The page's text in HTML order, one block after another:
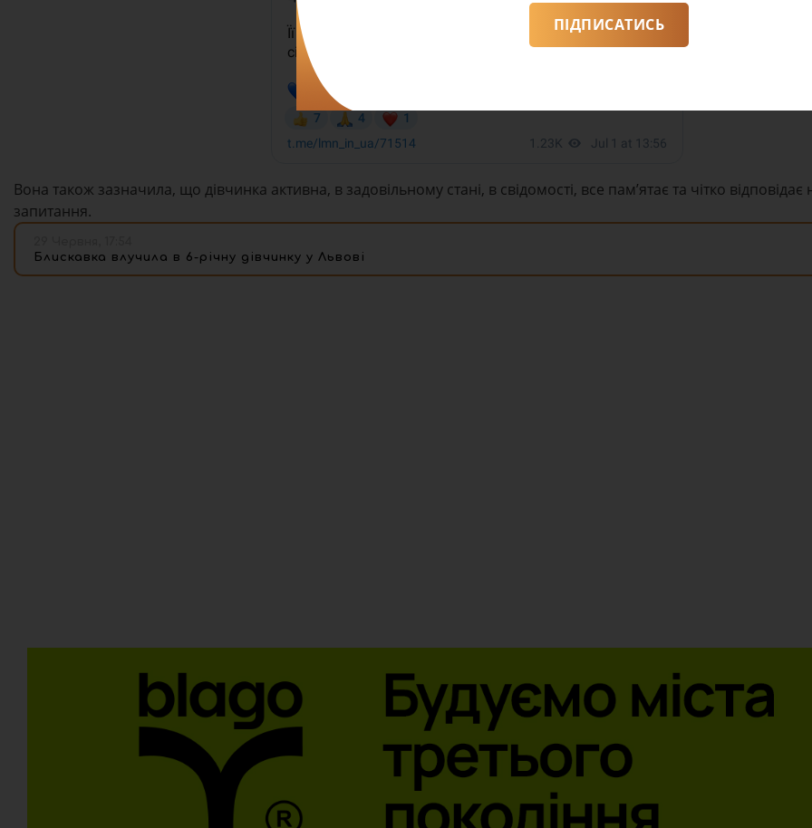
Вона також зазначила, що дівчинка активна, в задовільному стані, в свідомості, все памʼятає та чітко відповідає
запитання.
Блискавка влучила в 6-річну дівчинку у Львові
ПІДПИСАТИСЬ